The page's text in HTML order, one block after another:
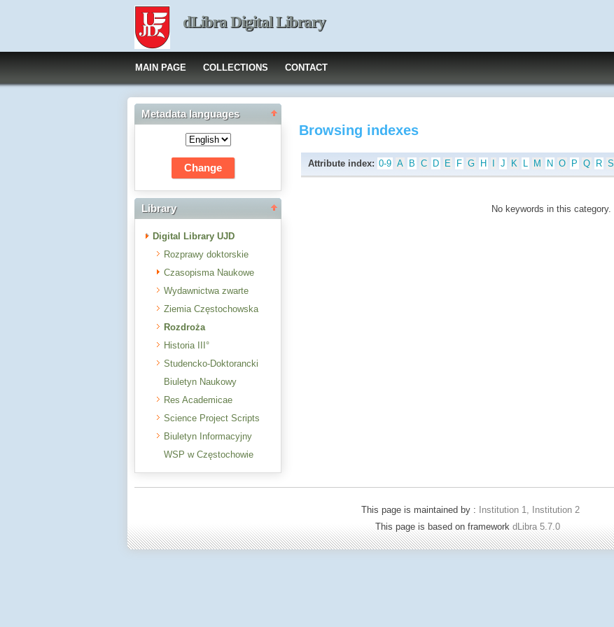
dLibra Digital Library
MAIN PAGE COLLECTIONS CONTACT
Metadata languages
Library
Digital Library UJD
Rozprawy doktorskie
Czasopisma Naukowe
Wydawnictwa zwarte
Ziemia Częstochowska
Rozdroża
Historia III°
Studencko-Doktorancki
Biuletyn Naukowy
Res Academicae
Science Project Scripts
Biuletyn Informacyjny
WSP w Częstochowie
Browsing indexes
Attribute index: 0-9 A B C D E F G H J K L M N O P Q R S
No keywords in this category.
This page is maintained by :
Institution 1, Institution 2
This page is based on framework dLibra 5.7.0